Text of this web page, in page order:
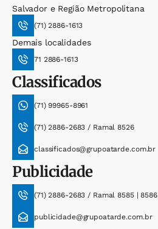
Salvador e Região Metropolitana
(71) 2886-1613
Demais localidades
71 2886-1613
Classificados
(71) 99965-8961
(71) 2886-2683 / Ramal 8526
classificados@grupoatarde.com.br
Publicidade
(71) 2886-2683 / Ramal 8585 | 8586
publicidade@grupoatarde.com.br